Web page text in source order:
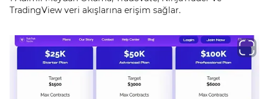
TradingView veri akışlarına erişim sağlar.